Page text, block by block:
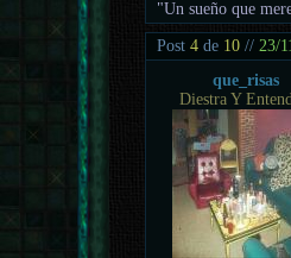
"Un sueño que
Post4 de 10 // 23/
que_risas
Diestra Y